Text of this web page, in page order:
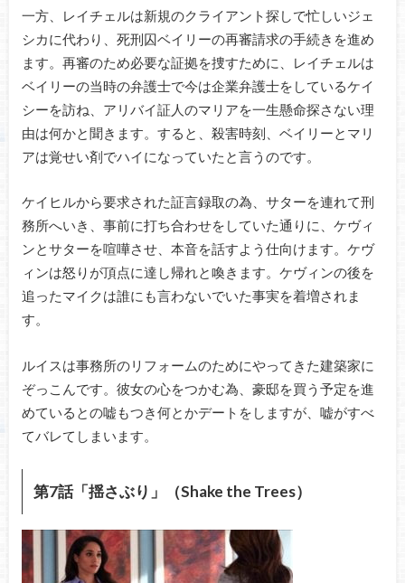
一方、レイチェルは新規のクライアント探しで忙しいジェ
シカに代わり、死刑囚ベイリーの再審請求の手続きを進め
ます。再審のため必要な証拠を捜すために、レイチェルは
ベイリーの当時の弁護士で今は企業弁護士をしているケイ
シーを訪ね、アリバイ証人のマリアを一生懸命探さない理
由は何かと聞きます。すると、殺害時刻、ベイリーとマリ
アは覚せい剤でハイになっていたと言うのです。
ケイヒルから要求された証言録取の為、サターを連れて刑
務所へいき、事前に打ち合わせをしていた通りに、ケヴィ
ンとサターを喧嘩させ、本音を話すよう仕向けます。ケヴ
ィンは怒りが頂点に達し帰れと喚きます。ケヴィンの後を
追ったマイクは誰にも言わないでいた事実を着増されま
す。
ルイスは事務所のリフォームのためにやってきた建築家に
ぞっこんです。彼女の心をつかむ為、豪邸を買う予定を進
めているとの嘘もつき何とかデートをしますが、嘘がすべ
てバレてしまいます。
第7話「揺さぶり」（Shake the Trees）